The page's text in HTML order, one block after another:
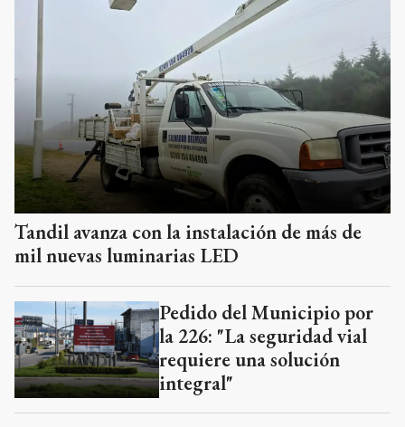
Tandil avanza con la instalación de más de
mil nuevas luminarias LED
Pedido del Municipio por
la 226: "La seguridad vial
requiere una solución
integral"